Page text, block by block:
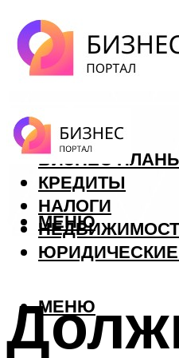
ФОРЕКС
БИЗНЕС
КРЕДИТЫ
НАЛОГИ
МЕНЮ
МЕНЮ